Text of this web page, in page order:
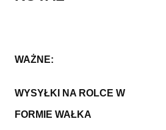
WAŻNE:
WYSYŁKI NA ROLCE W
FORMIE WAŁKA